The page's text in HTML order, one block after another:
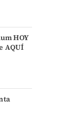
HOY
AQUÍ